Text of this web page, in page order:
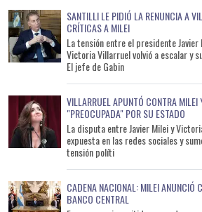
SANTILLI LE PIDIÓ LA RENUNCIA A
CRÍTICAS A MILEI
La tensión entre el presidente
Victoria Villarruel volvió a escalar y
El jefe de Gabin
VILLARRUEL APUNTÓ CONTRA MILEI
"PREOCUPADA" POR SU ESTADO
La disputa entre Javier Milei y
expuesta en las redes sociales y
tensión políti
CADENA NACIONAL: MILEI ANUNCIÓ
BANCO CENTRAL